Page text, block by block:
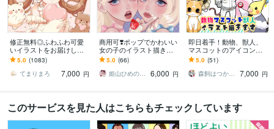
修正無料◎ふわふわ可愛
いイラストをお届けしま
す X、YouTube、グッズな
ど様々な用途で使用可能
です◎
5.0 (1083)
てまりまろ
7,000 円
商用可❣️ポップでかわいい
女の子のイラスト描きま
す 配信背景／アイコン／
ヘッダー／一枚絵／グッ
ズ／プレゼントにも
5.0 (66)
姫山ひめのすけ
6,000 円
即日着手！動物、獣人、
マスコットのアイコン描
きます 商用費＋二次利用
費込み！ヘッダー等各種
対応。爬虫類、虫もＯＫ
5.0 (51)
森飼はつか／ｲﾗｽﾄﾚｰﾀｰ
7,000 円
このサービスを見た人はこちらもチェックしています